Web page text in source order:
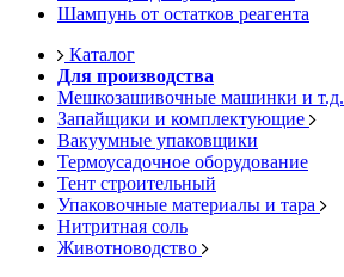
Шампунь от остатков реагента
Каталог
Для производства
Мешкозашивочные машинки и т.д.
Запайщики и комплектующие
Вакуумные упаковщики
Термоусадочное оборудование
Тент строительный
Упаковочные материалы и тара
Нитритная соль
Животноводство